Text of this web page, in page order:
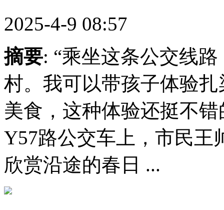
2025-4-9 08:57
摘要: “乘坐这条公交线
村。我可以带孩子体验
美食，这种体验还挺不
Y57路公交车上，市民王
欣赏沿途的春日 ...